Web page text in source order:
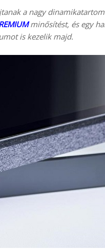
a nagy
minősítést, és egy
is kezelik majd.